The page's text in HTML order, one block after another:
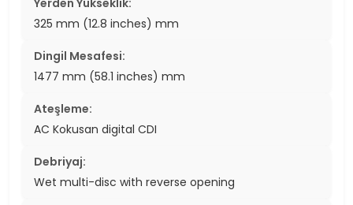
325 mm (12.8 inches) mm
Dingil Mesafesi:
1477 mm (58.1 inches) mm
Ateşleme:
AC Kokusan digital CDI
Debriyaj:
Wet multi-disc with reverse opening